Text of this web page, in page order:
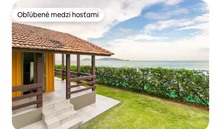
Obľúbené medzi hosťami
Obľúbené medzi hosťami